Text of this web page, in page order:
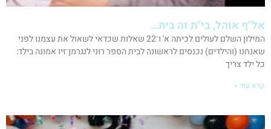
אל"ף אוהל, בי"ת זה בית…
המילון השלם לעולים לכיתה א' ו־22 שאלות שכדאי לשאול את עצמנו לפני
שאנחנו (והילדים) נכנסים לראשונה לבית הספר רוני לנגרמן־זיו אמונה בילד:
כל ילד צריך
קרא עוד »